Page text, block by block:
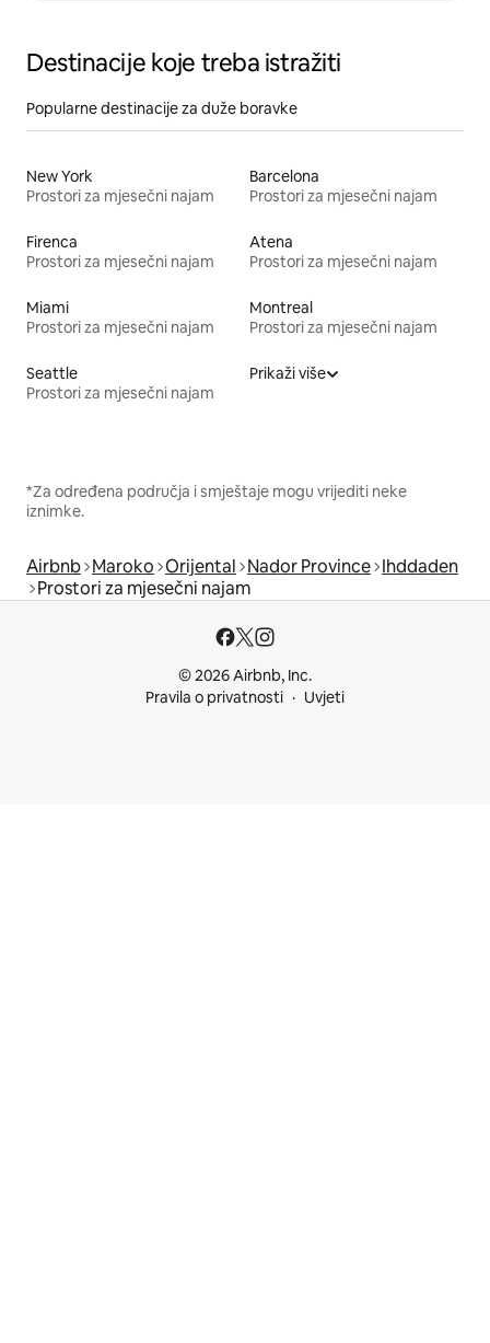
Destinacije koje treba istražiti
Popularne destinacije za duže boravke
New York
Prostori za mjesečni najam
Barcelona
Prostori za mjesečni najam
Firenca
Prostori za mjesečni najam
Atena
Prostori za mjesečni najam
Miami
Prostori za mjesečni najam
Montreal
Prostori za mjesečni najam
Seattle
Prostori za mjesečni najam
Prikaži više
*Za određena područja i smještaje mogu vrijediti neke
iznimke.
Airbnb Maroko Orijental Nador Province Ihddaden
Prostori za mjesečni najam
© 2026 Airbnb, Inc.
Pravila o privatnosti
Uvjeti